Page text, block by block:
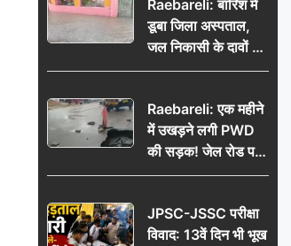
जनसमस्याओं का विवरण
Raebareli: बारिश में
डूबा जिला अस्पताल,
जल निकासी के दावों की
खुली पोल
Raebareli: एक महीने
में उखड़ने लगी PWD
की सड़क! जेल रोड पर
गड्ढे ने खोली निर्माण
की उठी मांग
JPSC-JSSC परीक्षा
विवाद: 13वें दिन भी भूख